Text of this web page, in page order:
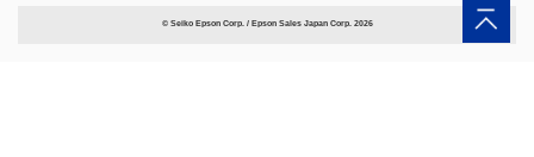
© Seiko Epson Corp. / Epson Sales Japan Corp. 2026